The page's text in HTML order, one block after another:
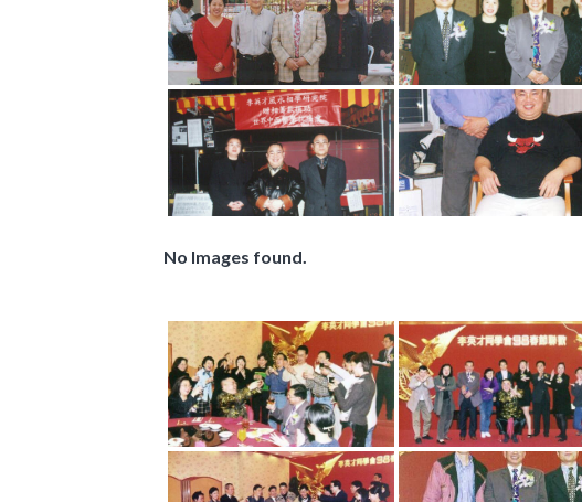
No Images found.